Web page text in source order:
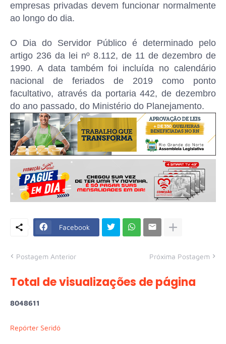
empresas privadas devem funcionar normalmente
ao longo do dia.
O Dia do Servidor Público é determinado pelo
artigo 236 da lei nº 8.112, de 11 de dezembro de
1990. A data também foi incluída no calendário
nacional de feriados de 2019 como ponto
facultativo, através da portaria 442, de dezembro
do ano passado, do Ministério do Planejamento.
Facebook
Postagem Anterior Próxima Postagem
Total de visualizações de página
8048611
Repórter Seridó